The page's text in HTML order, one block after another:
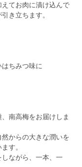
てお肉に漬け込んで
き立ちます。
ちみつ味に
南高梅をお届けしま
からの大きな潤いを
す。
ながら、一本、一